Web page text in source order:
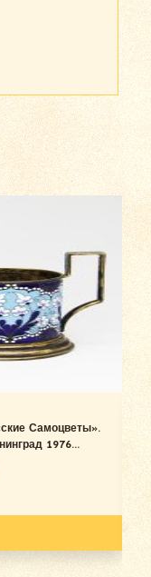
Самоцветы».
1976...